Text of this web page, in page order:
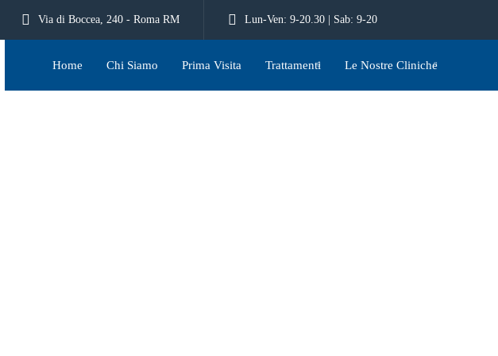
Via di Boccea, 240 - Roma RM Lun-Ven: 9-20.30 | Sab: 9-20
Home Chi Siamo Prima Visita Trattamenti Le Nostre Cliniche